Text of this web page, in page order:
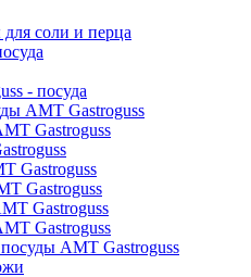
соли и перца
- посуда
AMT Gastroguss
Gastroguss
Gastroguss
Gastroguss
Gastroguss
Gastroguss
AMT Gastroguss